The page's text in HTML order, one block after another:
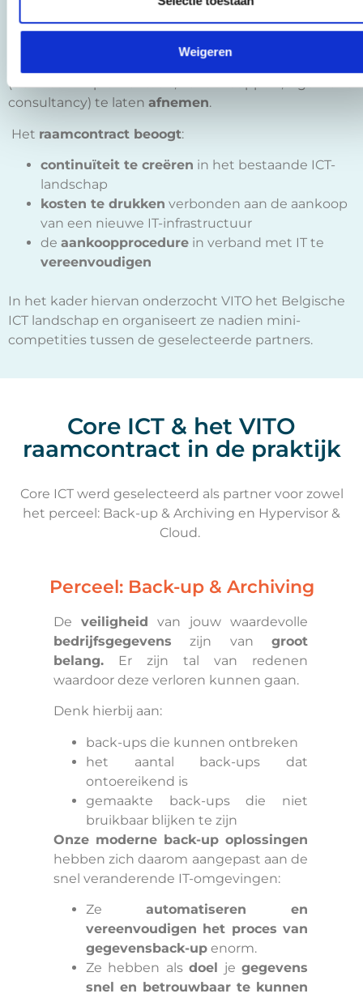
Weigeren
(organisaties die tot de publieke sector behoren) toe
te laten om op eeneenvoudige manier
infrastructuur gerelateerde producten
aanverwante diensten
(denk aan implementatie, vendor support, algemene
consultancy) te laten afnemen.
Het raamcontract beoogt:
continuïteit te creëren in het bestaande ICT-
landschap
kosten te drukken verbonden aan de aankoop
van een nieuwe IT-infrastructuur
de aankoopprocedure in verband met IT te
vereenvoudigen
In het kader hiervan onderzocht VITO het Belgische
ICT landschap en organiseert ze nadien mini-
competities tussen de geselecteerde partners.
Core ICT & het VITO
raamcontract in de praktijk
Core ICT werd geselecteerd als partner voor zowel
het perceel: Back-up & Archiving en Hypervisor &
Cloud.
Perceel: Back-up & Archiving ​
De veiligheid van jouw waardevolle
bedrijfsgegevens zijn van groot
belang. Er zijn tal van redenen
waardoor deze verloren kunnen gaan.
Denk hierbij aan:
back-ups die kunnen ontbreken
het aantal back-ups dat
ontoereikend is
gemaakte back-ups die niet
bruikbaar blijken te zijn
Onze moderne back-up oplossingen
hebben zich daarom aangepast aan de
snel veranderende IT-omgevingen:
Ze automatiseren en
vereenvoudigen het proces van
gegevensback-up enorm.
Ze hebben alsdoel jegegevens
snel en betrouwbaar te kunnen